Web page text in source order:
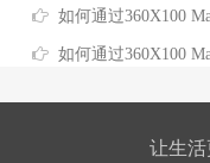
如何通过360X100 Max返利最大化网购
如何通过360X100 Max日常网购返利轻松省下全
让生